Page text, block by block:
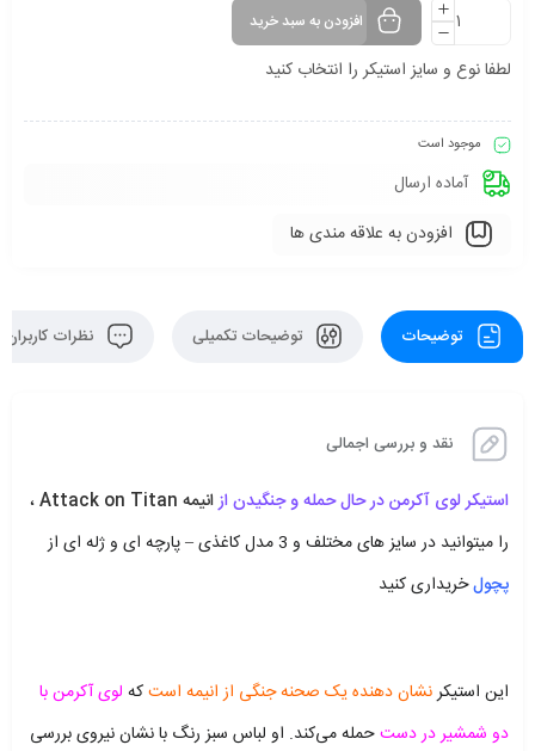
افزودن به سبد خرید
لطفا نوع و سایز استیکر را انتخاب کنید
موجود است
آماده ارسال
افزودن به علاقه مندی ها
توضیحات توضیحات تکمیلی نظرات کاربران
نقد و بررسی اجمالی
استیکر لوی آکرمن در حال حمله و جنگیدن ازانیمه Attack on Titan
،
را میتوانید در سایز های مختلف و 3 مدل کاغذی – پارچه ای و ژله ای از
پچولخریداری کنید
این استیکرنشان دهنده یک صحنه جنگی از انیمه استکه لوی آکرمن با
دو شمشیر در دستحمله می‌کند. او لباس سبز رنگ با نشان نیروی بررسی